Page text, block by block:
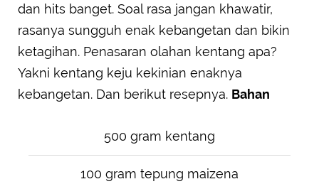
dan hits banget. Soal rasa jangan khawatir,
rasanya sungguh enak kebangetan dan bikin
ketagihan. Penasaran olahan kentang apa?
Yakni kentang keju kekinian enaknya
kebangetan. Dan berikut resepnya. Bahan
500 gram kentang
100 gram tepung maizena